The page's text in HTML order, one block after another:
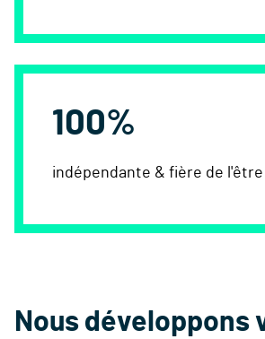
100%
indépendante & fière de l'être
Nous développons